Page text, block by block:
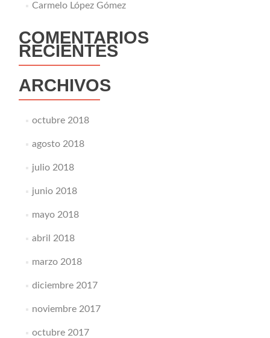
Carmelo López Gómez
COMENTARIOS
RECIENTES
ARCHIVOS
octubre 2018
agosto 2018
julio 2018
junio 2018
mayo 2018
abril 2018
marzo 2018
diciembre 2017
noviembre 2017
octubre 2017